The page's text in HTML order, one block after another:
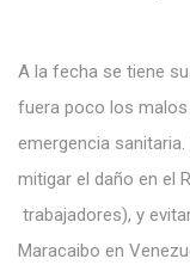
A la fecha se tiene
fuera poco los
emergencia
mitigar el daño en el
trabajadores), y
Maracaibo en